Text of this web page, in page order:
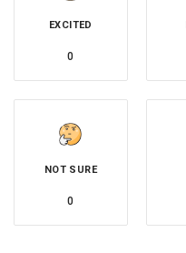
EXCITED
0
NOT SURE
0